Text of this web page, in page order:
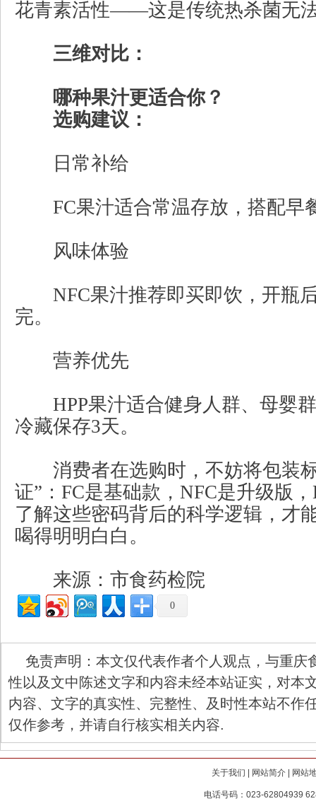
花青素活性——这是传统热杀菌无
三维对比：
哪种果汁更适合你？
选购建议：
日常补给
FC果汁适合常温存放，搭配早
风味体验
NFC果汁推荐即买即饮，开瓶
完。
营养优先
HPP果汁适合健身人群、母婴群
冷藏保存3天。
消费者在选购时，不妨将包装标
证”：FC是基础款，NFC是升级版
了解这些密码背后的科学逻辑，才
喝得明明白白。
来源：市食药检院
0
免责声明：本文仅代表作者个人观点，与重庆
性以及文中陈述文字和内容未经本站证实，对本
内容、文字的真实性、完整性、及时性本站不作
仅作参考，并请自行核实相关内容.
关于我们 网站简介 网站
电话号码：023-62804939